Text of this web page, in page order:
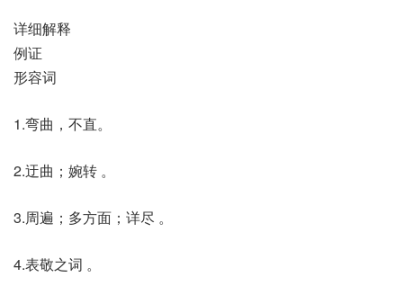
详细解释
例证
形容词
1.弯曲，不直。
2.迂曲；婉转 。
3.周遍；多方面；详尽 。
4.表敬之词 。